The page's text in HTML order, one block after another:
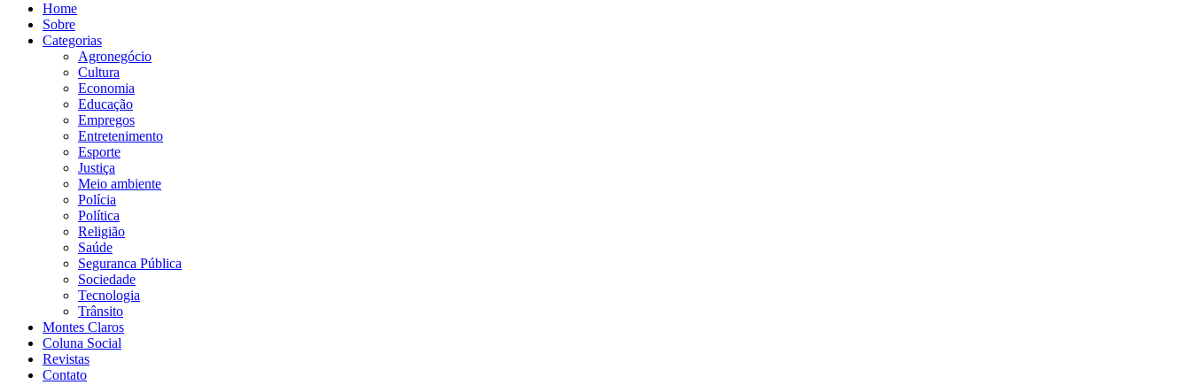
Home
Sobre
Categorias
Agronegócio
Cultura
Economia
Educação
Empregos
Entretenimento
Esporte
Justiça
Meio ambiente
Polícia
Política
Religião
Saúde
Seguranca Pública
Sociedade
Tecnologia
Trânsito
Montes Claros
Coluna Social
Revistas
Contato